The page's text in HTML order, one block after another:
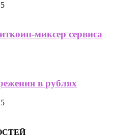
миксер сервиса
в рублях